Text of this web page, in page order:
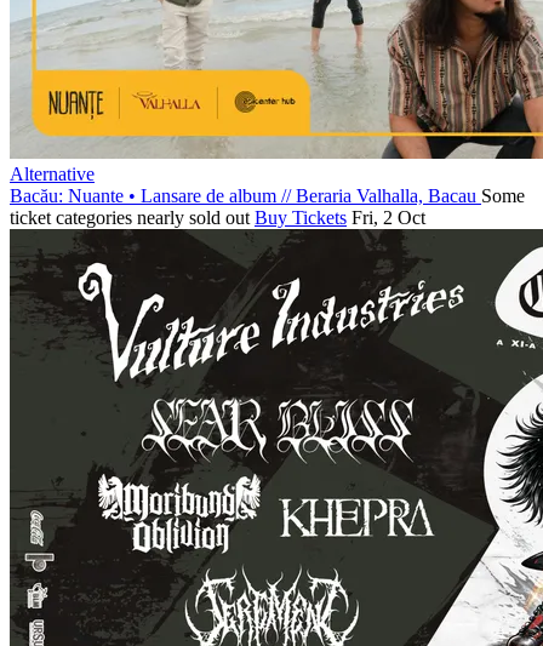
Alternative
Bacău: Nuante • Lansare de album //Beraria Valhalla, Bacau Some
ticket categories nearly sold out Buy Tickets Fri, 2 Oct